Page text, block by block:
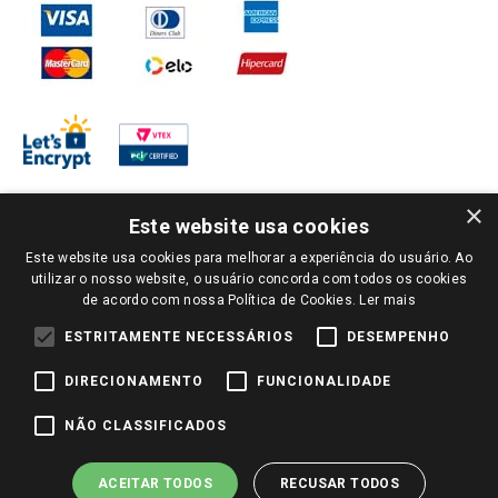
PARA VER OS PREÇOS DA SUA REGIÃO, FAÇA LOGIN E SELECIONE A LOJA DE
SUA PREFERÊNCIA. SOMENTE APÓS O LOGIN, OS PREÇOS DA SUA REGIÃO OU
LOJA SERÃO CARREGADOS.
TODOS OS PREÇOS E CONDIÇÕES COMERCIAIS DESTE SITE SÃO VÁLIDOS APENAS
PARA COMPRAS REALIZADAS NO GIASSI.COM.BR E NA LOJA SELECIONADA
PREÇOS PARA AS VENDAS ONLINE DIVULGADOS NO SITE PREVALECEM ANTE
COMUNICAÇÃO E SITES DE BUSCAS.
2022 COPYRIGHT - GIASSI SUPERMERCADOS. TODOS OS DIREITOS RESERVADOS.
×
Este website usa cookies
Este website usa cookies para melhorar a experiência do usuário. Ao
utilizar o nosso website, o usuário concorda com todos os cookies
de acordo com nossa Política de Cookies. Ler mais
ESTRITAMENTE NECESSÁRIOS DESEMPENHO
DIRECIONAMENTO FUNCIONALIDADE
NÃO CLASSIFICADOS
ACEITAR TODOS RECUSAR TODOS